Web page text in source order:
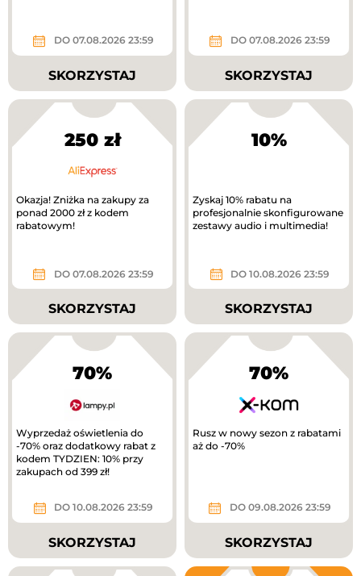
DO 07.08.2026 23:59
SKORZYSTAJ
DO 07.08.2026 23:59
SKORZYSTAJ
250 zł
Okazja! Zniżka na zakupy za
ponad 2000 zł z kodem
rabatowym!
DO 07.08.2026 23:59
SKORZYSTAJ
10%
Zyskaj 10% rabatu na
profesjonalnie skonfigurowane
zestawy audio i multimedia!
DO 10.08.2026 23:59
SKORZYSTAJ
70%
Wyprzedaż oświetlenia do
-70% oraz dodatkowy rabat z
kodem TYDZIEN: 10% przy
zakupach od 399 zł!
DO 10.08.2026 23:59
SKORZYSTAJ
70%
Rusz w nowy sezon z rabatami
aż do -70%
DO 09.08.2026 23:59
SKORZYSTAJ